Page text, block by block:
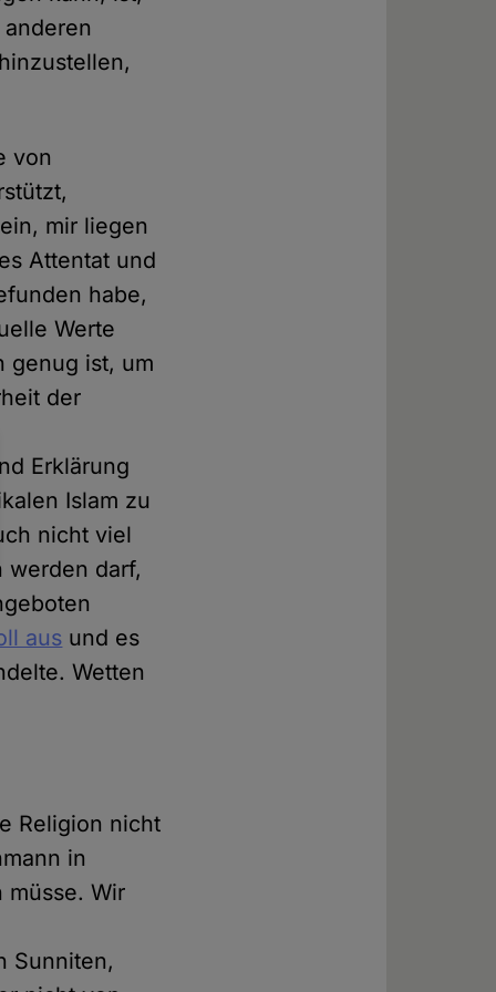
von
mir liegen
Attentat und
habe,
Werte
genug ist, um
der
Erklärung
Islam zu
nicht viel
werden darf,
aus und es
Wetten
Religion nicht
in
müsse. Wir
Sunniten,